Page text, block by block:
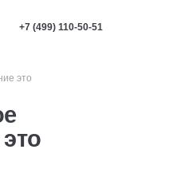
+7 (499) 110-50-51
это